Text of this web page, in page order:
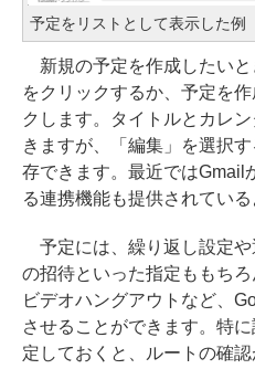
予定をリストとして表示した例
新規の予定を作成したいと
をクリックするか、予定を
クします。タイトルとカレ
きますが、「編集」を選択
存できます。最近ではGmail
る連携機能も提供されている
予定には、繰り返し設定や
の招待といった指定ももち
ビデオハングアウトなど、
させることができます。特
定しておくと、ルートの確